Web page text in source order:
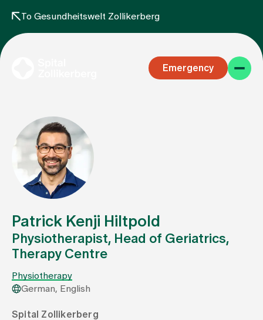
To Gesundheitswelt Zollikerberg
Emergency
Specialist areas
Stay
Team
Assigning
Patrick Kenji Hiltpold
Physiotherapist, Head of Geriatrics,
Therapy Centre
Physiotherapy
German, English
Spital Zollikerberg